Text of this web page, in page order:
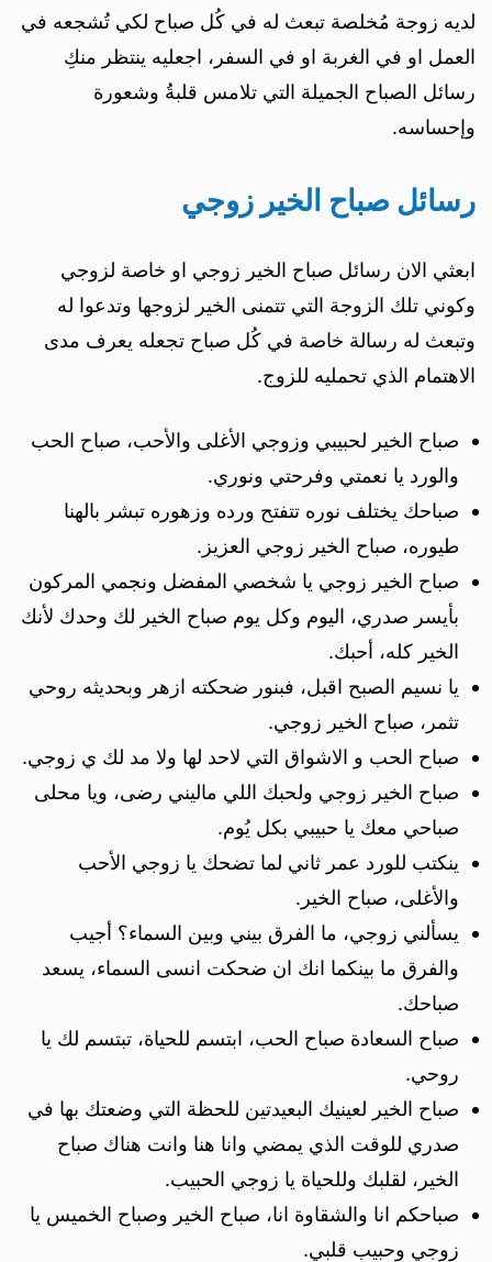
لديه زوجة مُخلصة تبعث له في كُل صباح لكي تُشجعه في
العمل او في الغربة او في السفر، اجعليه ينتظر منكِ
رسائل الصباح الجميلة التي تلامس قلبةُ وشعورة
وإحساسه.
رسائل صباح الخير زوجي
ابعثي الان رسائل صباح الخير زوجي او خاصة لزوجي
وكوني تلك الزوجة التي تتمنى الخير لزوجها وتدعوا له
وتبعث له رسالة خاصة في كُل صباح تجعله يعرف مدى
الاهتمام الذي تحمليه للزوج.
صباح الخير لحبيبي وزوجي الأغلى والأحب، صباح الحب
والورد يا نعمتي وفرحتي ونوري.
صباحك يختلف نوره تتفتح ورده وزهوره تبشر بالهنا
طيوره، صباح الخير زوجي العزيز.
صباح الخير زوجي يا شخصي المفضل ونجمي المركون
بأيسر صدري، اليوم وكل يوم صباح الخير لك وحدك لأنك
الخير كله، أحبك.
يا نسيم الصبح اقبل، فبنور ضحكته ازهر وبحديثه روحي
تثمر، صباح الخير زوجي.
صباح الحب و الاشواق التي لاحد لها ولا مد لك ي زوجي.
صباح الخير زوجي ولحبك اللي ماليني رضى، ويا محلى
صباحي معك يا حبيبي بكل يُوم.
ينكتب للورد عمر ثاني لما تضحك يا زوجي الأحب
والأغلى، صباح الخير.
يسألني زوجي، ما الفرق بيني وبين السماء؟ أجيب
والفرق ما بينكما انك ان ضحكت انسى السماء، يسعد
صباحك.
صباح السعادة صباح الحب، ابتسم للحياة، تبتسم لك يا
روحي.
صباح الخير لعينيك البعيدتين للحظة التي وضعتك بها في
صدري للوقت الذي يمضي وانا هنا وانت هناك صباح
الخير، لقلبك وللحياة يا زوجي الحبيب.
صباحكم انا والشقاوة انا، صباح الخير وصباح الخميس يا
زوجي وحبيب قلبي.